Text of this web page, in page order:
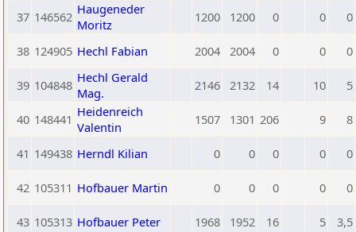
37 146562 Haugeneder
Moritz
1200 1200 0 0 0
38 124905 Hechl Fabian 2004 2004 0 0 0
39 104848 Hechl Gerald
Mag.
2146 2132 14 10 5
40 148441 Heidenreich
Valentin
1507 1301 206 9 8
41 149438 Herndl Kilian 0 0 0 0 0
42 105311 Hofbauer Martin 0 0 0 0 0
43 105313 Hofbauer Peter 1968 1952 16 5 3,5